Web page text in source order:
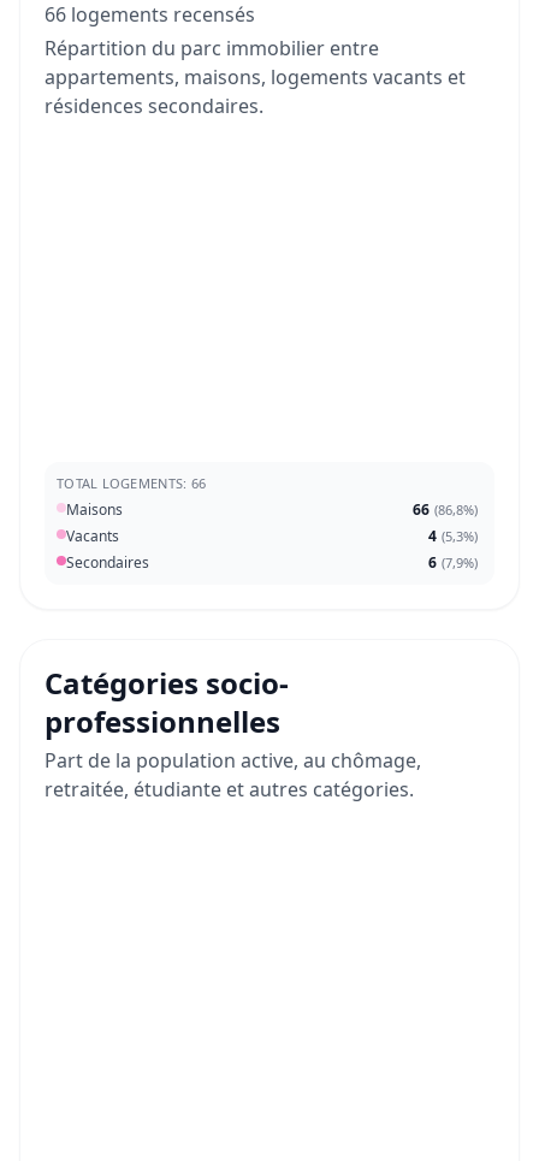
66 logements recensés
Répartition du parc immobilier entre
appartements, maisons, logements vacants et
résidences secondaires.
TOTAL LOGEMENTS: 66
Maisons 66 (86,8%)
Vacants 4 (5,3%)
Secondaires 6 (7,9%)
Catégories socio-
professionnelles
Part de la population active, au chômage,
retraitée, étudiante et autres catégories.